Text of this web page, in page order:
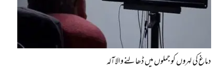
دماغ کی لہروں کو جملوں میں ڈھالنے والا آلہ